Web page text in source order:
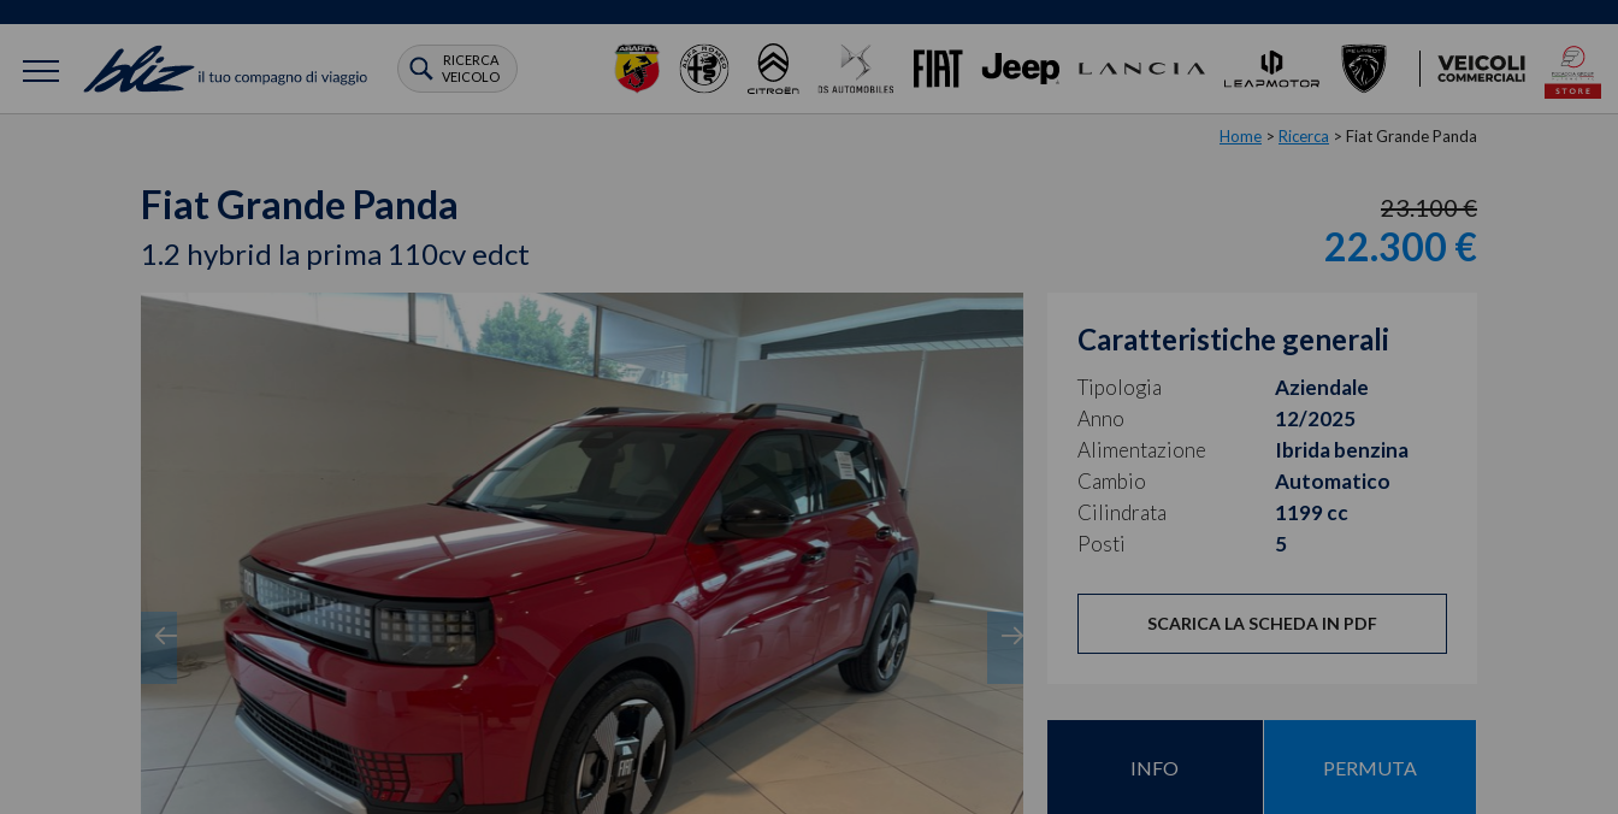
RICERCA
VEICOLO
Home > Ricerca > Fiat Grande Panda
Fiat Grande Panda
1.2 hybrid la prima 110cv edct
23.100 €
22.300 €
Caratteristiche generali
Tipologia
Aziendale
Anno
12/2025
Alimentazione
Ibrida benzina
Cambio
Automatico
Cilindrata
1199 cc
Posti
5
SCARICA LA SCHEDA IN PDF
INFO PERMUTA